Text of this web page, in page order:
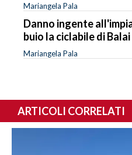
Mariangela Pala
Danno ingente
buio la ciclabile di
Mariangela Pala
ARTICOLI CORRELATI